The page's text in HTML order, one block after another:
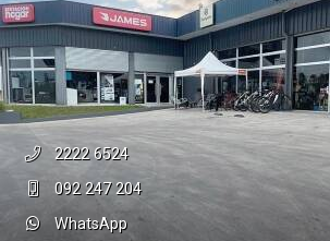
2222 6524
092 247 204
WhatsApp